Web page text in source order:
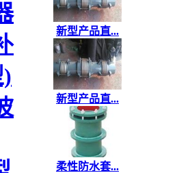
新型产品直...
新型产品直...
柔性防水套...